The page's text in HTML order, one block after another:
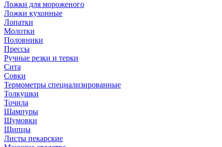
Ложки для мороженого
Ложки кухонные
Лопатки
Молотки
Половники
Прессы
Ручные резки и терки
Сита
Совки
Термометры специализированные
Толкушки
Точила
Шампуры
Шумовки
Щипцы
Листы пекарские